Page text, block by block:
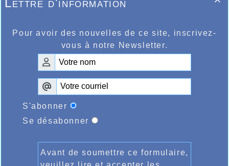
Orientales, il devait terminer 8
de la
Lettre d'information
Pour avoir des nouvelles de ce site, inscrivez-
vous à notre Newsletter.
S'abonner
Se désabonner
Avant de soumettre ce formulaire,